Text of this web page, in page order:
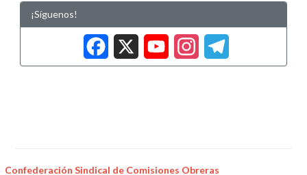
¡Síguenos!
Facebook
X
Confederación Sindical de Comisiones Obreras